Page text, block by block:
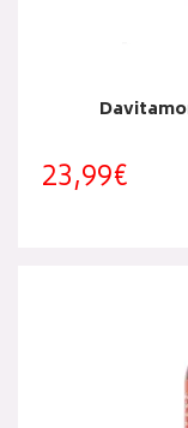
23,99€